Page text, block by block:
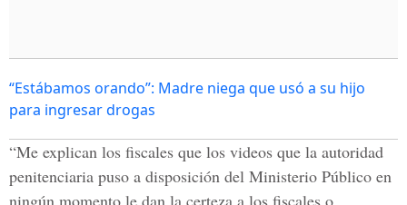
“Estábamos orando”: Madre niega que usó a su hijo
para ingresar drogas
“Me explican los fiscales que los videos que la autoridad
penitenciaria puso a disposición del Ministerio Público en
ningún momento le dan la certeza a los fiscales o